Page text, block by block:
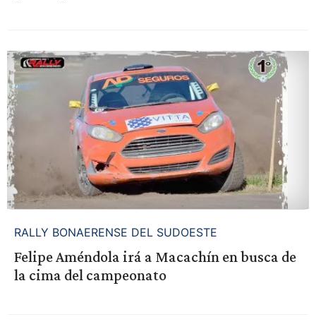
RALLY BONAERENSE DEL SUDOESTE
Felipe Améndola irá a Macachín en busca de
la cima del campeonato